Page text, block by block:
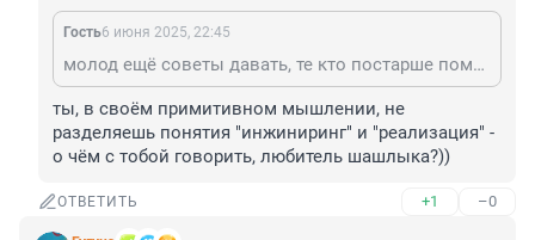
Гость6 июня 2025, 22:45
молод ещё советы давать, те кто постарше помнят "уникальность" моста, который потерял секцию через17 лет постройки и был закрыт на ремонт, а ещё через 20 лет новый капремонт. А так разрушаться начал уже через 2 года эксплуатации и это при том что такой нагрузки как сейчас в 60-70х не было.
ты, в своём примитивном мышлении, не
разделяешь понятия "инжиниринг" и "реализация" -
о чём с тобой говорить, любитель шашлыка?))
ОТВЕТИТЬ +1 –0